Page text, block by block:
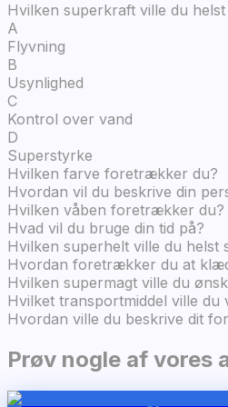
Hvilken superkraft ville du helst
A
Flyvning
B
Usynlighed
C
Kontrol over vand
D
Superstyrke
Hvilken farve foretrækker du?
Hvordan vil du beskrive din
Hvilken våben foretrækker du?
Hvad vil du bruge din tid på?
Hvilken superhelt ville du helst
Hvordan foretrækker du at
Hvilken supermagt ville du
Hvilket transportmiddel ville du
Hvordan ville du beskrive dit
Prøv nogle af vores